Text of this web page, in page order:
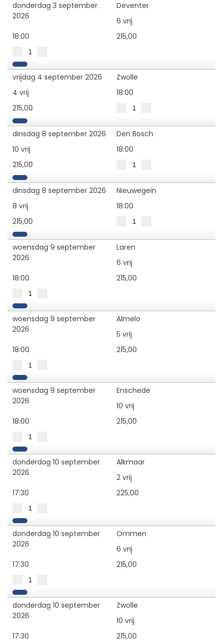
donderdag 3 september
2026
Deventer
6 vrij
18:00
215,00
vrijdag 4 september 2026
Zwolle
4 vrij
18:00
215,00
dinsdag 8 september 2026
Den Bosch
10 vrij
18:00
215,00
dinsdag 8 september 2026
Nieuwegein
8 vrij
18:00
215,00
woensdag 9 september
2026
Laren
6 vrij
18:00
215,00
woensdag 9 september
2026
Almelo
5 vrij
18:00
215,00
woensdag 9 september
2026
Enschede
10 vrij
18:00
215,00
donderdag 10 september
2026
Alkmaar
2 vrij
17:30
225,00
donderdag 10 september
2026
Ommen
6 vrij
17:30
215,00
donderdag 10 september
2026
Zwolle
10 vrij
17:30
215,00